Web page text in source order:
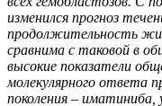
изменился прогноз
продолжительность
сравнима с таковой в
высокие показатели
молекулярного ответа
поколения – иматиниба,